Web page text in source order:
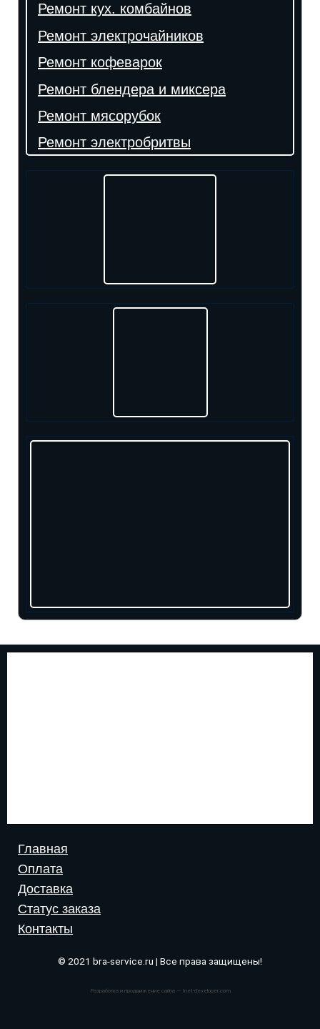
Ремонт кух. комбайнов
Ремонт электрочайников
Ремонт кофеварок
Ремонт блендера и миксера
Ремонт мясорубок
Ремонт электробритвы
Главная
Оплата
Доставка
Статус заказа
Контакты
© 2021 bra-service.ru | Все права защищены!
Разработка и продвижение сайта — Inet-developer.com